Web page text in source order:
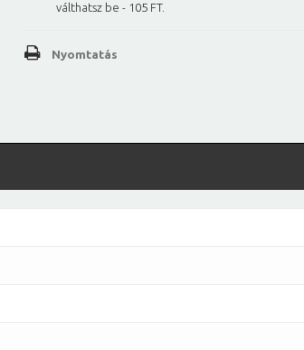
válthatsz be - 105 FT.
Nyomtatás